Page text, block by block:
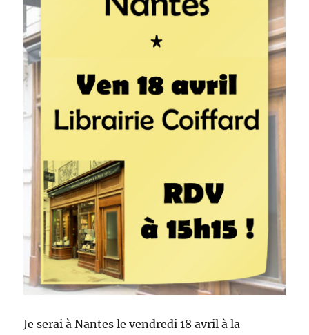
Je serai à Nantes le vendredi 18 avril à la